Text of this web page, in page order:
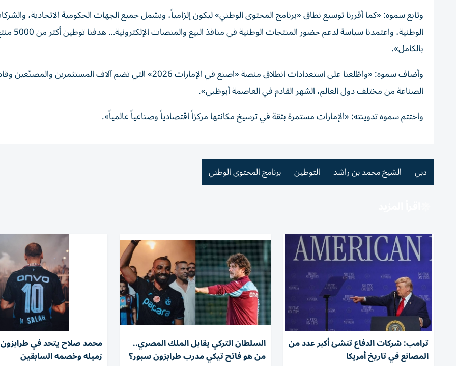
وتابع سموه: «كما أقررنا توسيع نطاق «برنامج المحتوى الوطني» ليكون إلزامياً، ويشمل جميع الجهات الحكومية الاتحادية،
الوطنية، واعتمدنا سياسة
بالكامل».
وأضاف سموه: «واطّلعنا على استعدادات انطلاق منصة «اصنع في الإمارات 2026» التي تضم آلاف المستثمرين
الصناعة من مختلف دول العالم، الشهر القادم في العاصمة أبوظبي».
واختتم سموه تدوينته: «الإمارات مستمرة بثقة في ترسيخ مكانتها مركزاً اقتصادياً وصناعياً عالمياً».
دبي الشيخ محمد بن راشد التوطين برنامج المحتوى الوطني
ترامب: شركات الدفاع تنشئ أكبر عدد من
المصانع في تاريخ أمريكا
السلطان التركي يقابل الملك المصري..
من هو فاتح تيكي مدرب طرابزون سبور؟
محمد صلاح يتحد في
زميله وخصمه السابقين